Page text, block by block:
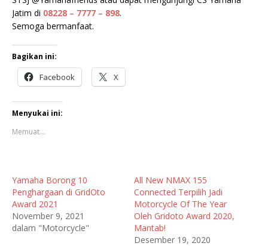
Jatim di 08228 – 7777 – 898.
Semoga bermanfaat.
Bagikan ini:
Facebook X
Menyukai ini:
Memuat...
Yamaha Borong 10
Penghargaan di GridOto
Award 2021
November 9, 2021
dalam "Motorcycle"
All New NMAX 155
Connected Terpilih Jadi
Motorcycle Of The Year
Oleh Gridoto Award 2020,
Mantab!
Desember 19, 2020